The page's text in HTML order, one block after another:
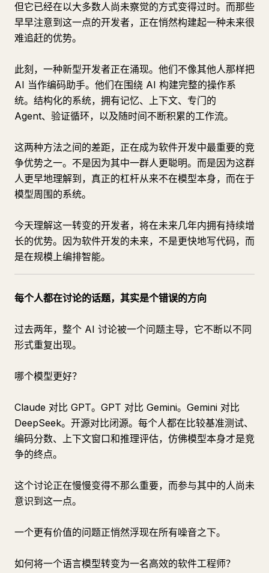
但它已经在以大多数人尚未察觉的方式变得过时。而那些
早早注意到这一点的开发者，正在悄然构建起一种未来很
难追赶的优势。
此刻，一种新型开发者正在涌现。他们不像其他人那样把
AI 当作编码助手。他们在围绕 AI 构建完整的操作系
统。结构化的系统，拥有记忆、上下文、专门的
Agent、验证循环，以及随时间不断积累的工作流。
这两种方法之间的差距，正在成为软件开发中最重要的竞
争优势之一。不是因为其中一群人更聪明。而是因为这群
人更早地理解到，真正的杠杆从来不在模型本身，而在于
模型周围的系统。
今天理解这一转变的开发者，将在未来几年内拥有持续增
长的优势。因为软件开发的未来，不是更快地写代码，而
是在规模上编排智能。
每个人都在讨论的话题，其实是个错误的方向
过去两年，整个 AI 讨论被一个问题主导，它不断以不同
形式重复出现。
哪个模型更好？
Claude 对比 GPT。GPT 对比 Gemini。Gemini 对比
DeepSeek。开源对比闭源。每个人都在比较基准测试、
编码分数、上下文窗口和推理评估，仿佛模型本身才是竞
争的终点。
这个讨论正在慢慢变得不那么重要，而参与其中的人尚未
意识到这一点。
一个更有价值的问题正悄然浮现在所有噪音之下。
如何将一个语言模型转变为一名高效的软件工程师？